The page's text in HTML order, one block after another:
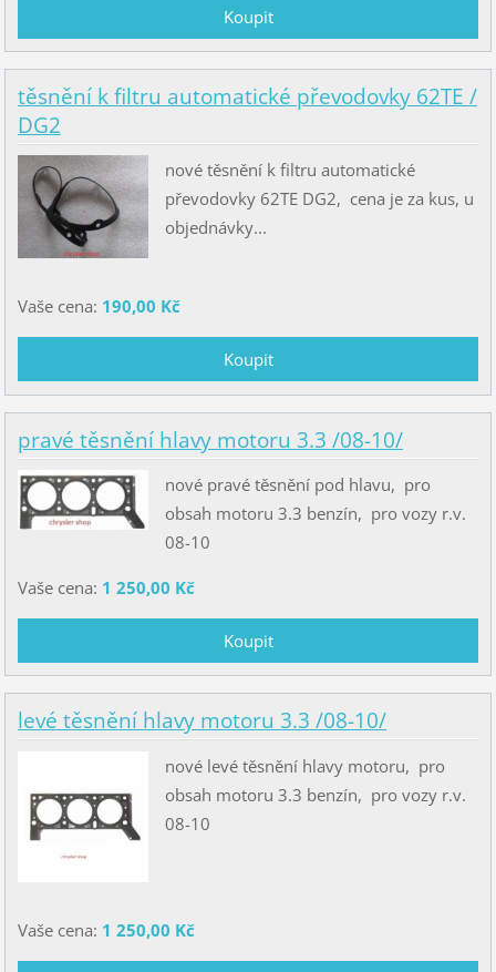
těsnění k filtru automatické převodovky 62TE /
DG2
nové těsnění k filtru automatické
převodovky 62TE DG2, cena je za kus, u
objednávky...
Vaše cena: 190,00 Kč
pravé těsnění hlavy motoru 3.3 /08-10/
nové pravé těsnění pod hlavu, pro
obsah motoru 3.3 benzín, pro vozy r.v.
08-10
Vaše cena: 1 250,00 Kč
levé těsnění hlavy motoru 3.3 /08-10/
nové levé těsnění hlavy motoru, pro
obsah motoru 3.3 benzín, pro vozy r.v.
08-10
Vaše cena: 1 250,00 Kč